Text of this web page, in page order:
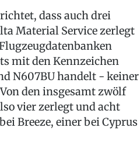
dass auch drei
Material Service zerlegt
mit den Kennzeichen
N607BU handelt - keiner
den insgesamt zwölf
vier zerlegt und acht
Breeze, einer bei Cyprus